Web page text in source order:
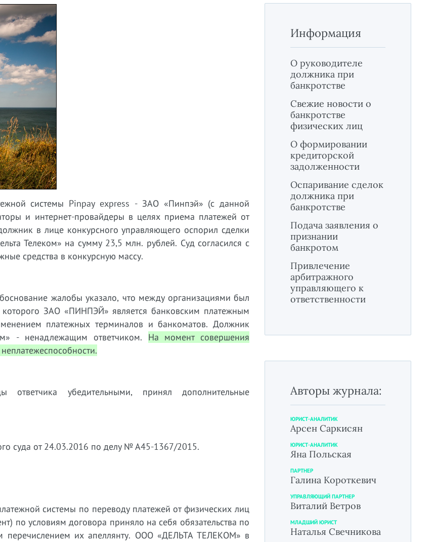
системы Pinpay express - ЗАО «Пинпэй» (с данной
и интернет-провайдеры в целях приема платежей от
в лице конкурсного управляющего оспорил сделки
Телеком» на сумму 23,5 млн. рублей. Суд согласился с
средства в конкурсную массу.
жалобы указало, что между организациями был
ЗАО «ПИНПЭЙ» является банковским платежным
платежных терминалов и банкоматов. Должник
- ненадлежащим ответчиком. На момент совершения
ответчика убедительными, принял дополнительные
суда от 24.03.2016 по делу № А45-1367/2015.
системы по переводу платежей от физических лиц
по условиям договора приняло на себя обязательства по
перечислением их апеллянту. ООО «ДЕЛЬТА ТЕЛЕКОМ» в
Информация
О руководителе
должника при
банкротстве
Свежие новости о
банкротстве
физических лиц
О формировании
кредиторской
задолженности
Оспаривание сделок
должника при
банкротстве
Подача заявления о
признании
банкротом
Привлечение
арбитражного
управляющего к
ответственности
Авторы журнала:
ЮРИСТ-АНАЛИТИК
Арсен Саркисян
ЮРИСТ-АНАЛИТИК
Яна Польская
ПАРТНЕР
Галина Короткевич
УПРАВЛЯЮЩИЙ ПАРТНЕР
Виталий Ветров
МЛАДШИЙ ЮРИСТ
Наталья Свечникова